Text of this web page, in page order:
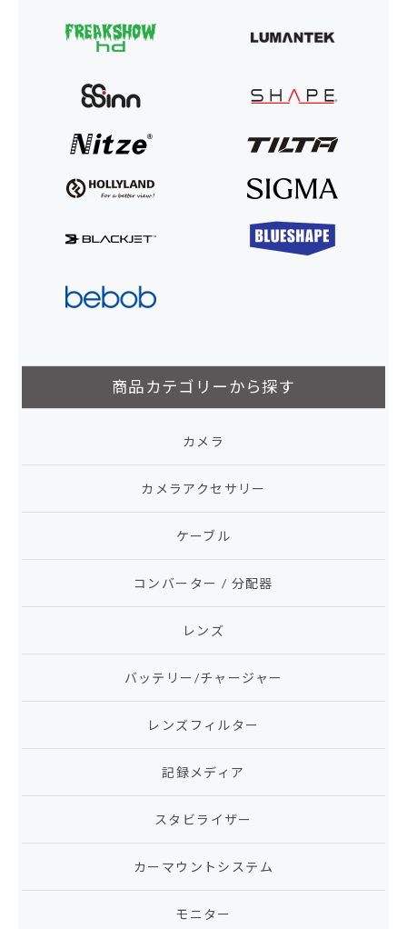
商品カテゴリーから探す
カメラ
カメラアクセサリー
ケーブル
コンバーター / 分配器
レンズ
バッテリー/チャージャー
レンズフィルター
記録メディア
スタビライザー
カーマウントシステム
モニター